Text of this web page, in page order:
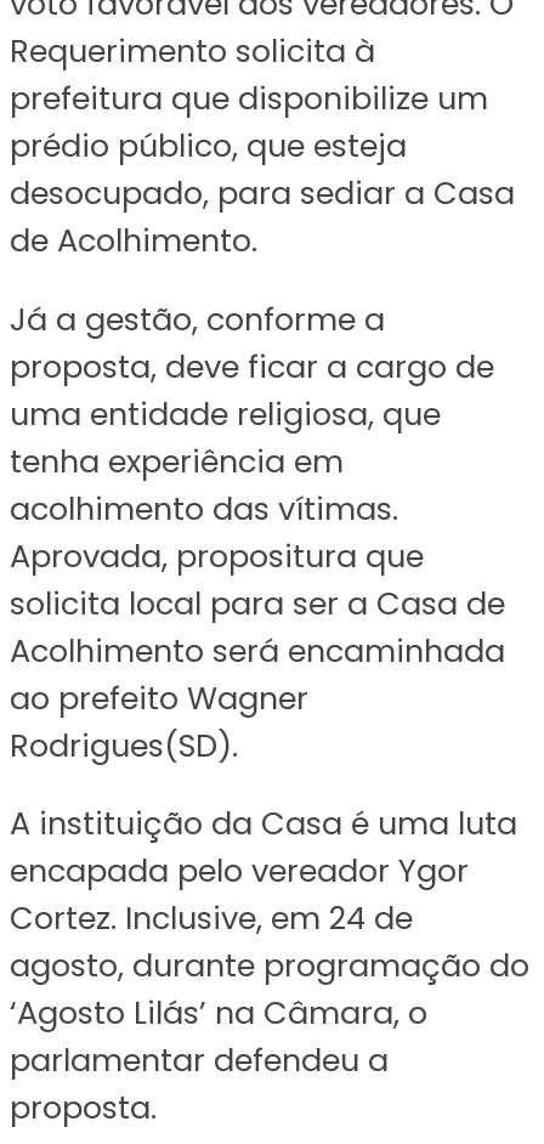
Requerimento solicita à
prefeitura que disponibilize um
prédio público, que esteja
desocupado, para sediar a Casa
de Acolhimento.
Já a gestão, conforme a
proposta, deve ficar a cargo de
uma entidade religiosa, que
tenha experiência em
acolhimento das vítimas.
Aprovada, propositura que
solicita local para ser a Casa de
Acolhimento será encaminhada
ao prefeito Wagner
Rodrigues(SD).
A instituição da Casa é uma luta
encapada pelo vereador Ygor
Cortez. Inclusive, em 24 de
agosto, durante programação do
‘Agosto Lilás’ na Câmara, o
parlamentar defendeu a
proposta.